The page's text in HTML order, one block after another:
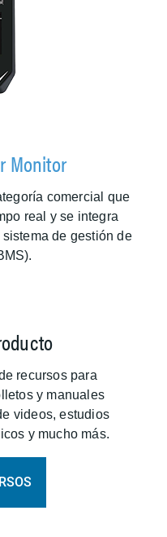
Monitor
comercial que
real y se integra
de gestión de
recursos para
y manuales
videos, estudios
y mucho más.